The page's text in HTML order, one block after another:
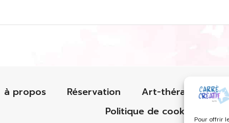
Pour offrir
à propos Réservation Art-thérapie
Politique de cookies (UE)